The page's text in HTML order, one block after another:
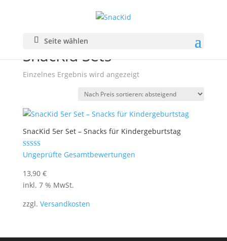
Seite wählen
Start
SnacKid Sets
Einzelnes Ergebnis wird angezeigt
SnacKid 5er Set – Snacks für Kindergeburtstag
Bewertet mit
5.00
Ungeprüfte Gesamtbewertungen
13,90 €
inkl. 7 % MwSt.
zzgl. Versandkosten